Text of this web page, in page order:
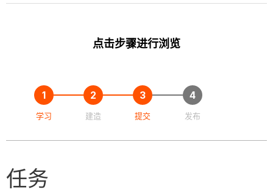
点击步骤进行浏览
学习 建造 提交 发布
任务